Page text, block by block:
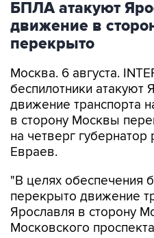
БПЛА атакуют
движение в
перекрыто
Москва. 6 августа.
беспилотники атакуют
движение транспорта
в сторону Москвы
на четверг губернатор
Евраев.
"В целях обеспечения
перекрыто движение
Ярославля в сторону
Московского